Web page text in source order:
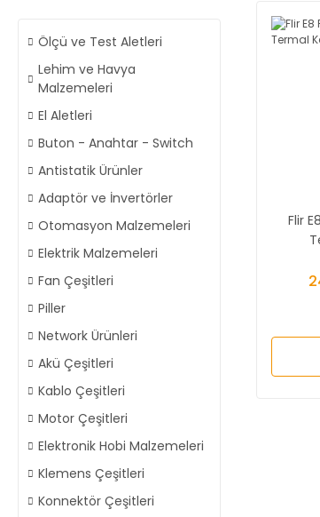
Ölçü ve Test Aletleri
Lehim ve Havya
Malzemeleri
El Aletleri
Buton - Anahtar - Switch
Antistatik Ürünler
Adaptör ve İnvertörler
Otomasyon Malzemeleri
Elektrik Malzemeleri
Fan Çeşitleri
Piller
Network Ürünleri
Akü Çeşitleri
Kablo Çeşitleri
Motor Çeşitleri
Elektronik Hobi Malzemeleri
Klemens Çeşitleri
Konnektör Çeşitleri
Flir